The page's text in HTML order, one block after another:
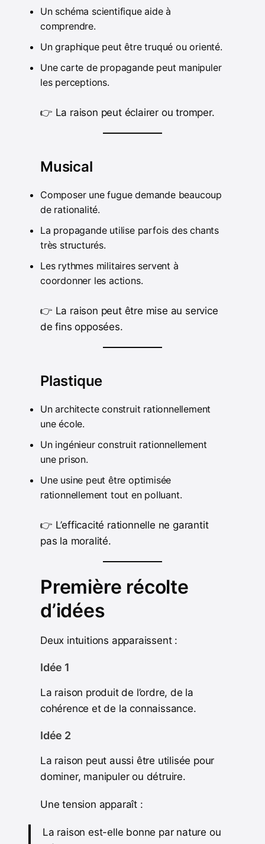
Un schéma scientifique aide à
comprendre.
Un graphique peut être truqué ou orienté.
Une carte de propagande peut manipuler
les perceptions.
👉 La raison peut éclairer ou tromper.
Musical
Composer une fugue demande beaucoup
de rationalité.
La propagande utilise parfois des chants
très structurés.
Les rythmes militaires servent à
coordonner les actions.
👉 La raison peut être mise au service
de fins opposées.
Plastique
Un architecte construit rationnellement
une école.
Un ingénieur construit rationnellement
une prison.
Une usine peut être optimisée
rationnellement tout en polluant.
👉 L’efficacité rationnelle ne garantit
pas la moralité.
Première récolte
d’idées
Deux intuitions apparaissent :
Idée 1
La raison produit de l’ordre, de la
cohérence et de la connaissance.
Idée 2
La raison peut aussi être utilisée pour
dominer, manipuler ou détruire.
Une tension apparaît :
La raison est-elle bonne par nature ou